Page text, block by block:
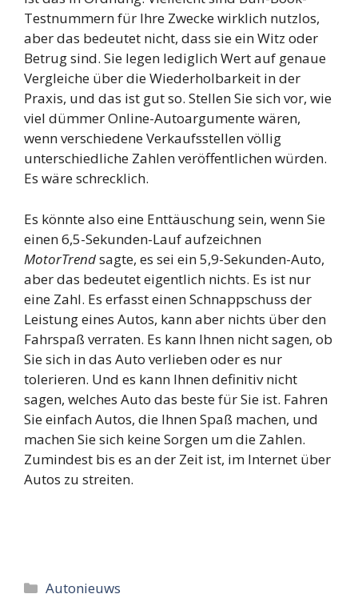
Testnummern für Ihre Zwecke wirklich nutzlos,
aber das bedeutet nicht, dass sie ein Witz oder
Betrug sind. Sie legen lediglich Wert auf genaue
Vergleiche über die Wiederholbarkeit in der
Praxis, und das ist gut so. Stellen Sie sich vor, wie
viel dümmer Online-Autoargumente wären,
wenn verschiedene Verkaufsstellen völlig
unterschiedliche Zahlen veröffentlichen würden.
Es wäre schrecklich.
Es könnte also eine Enttäuschung sein, wenn Sie
einen 6,5-Sekunden-Lauf aufzeichnen
MotorTrendsagte, es sei ein 5,9-Sekunden-Auto,
aber das bedeutet eigentlich nichts. Es ist nur
eine Zahl. Es erfasst einen Schnappschuss der
Leistung eines Autos, kann aber nichts über den
Fahrspaß verraten. Es kann Ihnen nicht sagen, ob
Sie sich in das Auto verlieben oder es nur
tolerieren. Und es kann Ihnen definitiv nicht
sagen, welches Auto das beste für Sie ist. Fahren
Sie einfach Autos, die Ihnen Spaß machen, und
machen Sie sich keine Sorgen um die Zahlen.
Zumindest bis es an der Zeit ist, im Internet über
Autos zu streiten.
Categorieën
Autonieuws